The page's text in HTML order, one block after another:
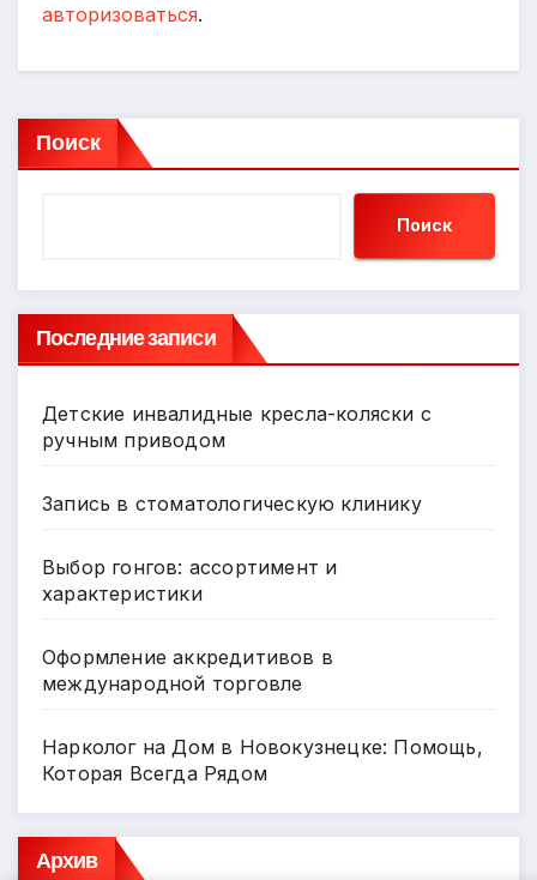
авторизоваться.
Поиск
Поиск
Последние записи
Детские инвалидные кресла-коляски с
ручным приводом
Запись в стоматологическую клинику
Выбор гонгов: ассортимент и
характеристики
Оформление аккредитивов в
международной торговле
Нарколог на Дом в Новокузнецке: Помощь,
Которая Всегда Рядом
Архив